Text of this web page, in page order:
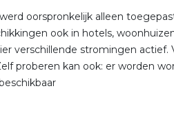
oorspronkelijk alleen
ook in hotels,
verschillende stromingen actief.
proberen kan ook: er worden